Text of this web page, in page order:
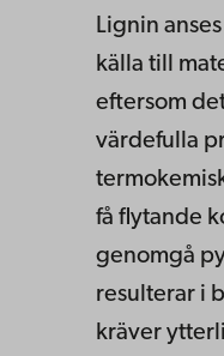
Lignin
källa till
eftersom
värdefulla
få flytande
genomgå
resulterar i
kräver